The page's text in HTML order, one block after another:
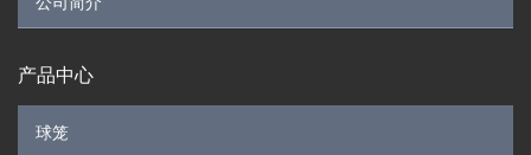
产品中心